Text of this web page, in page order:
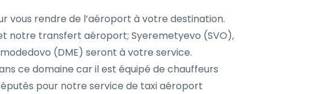
vous rendre de l’aéroport à votre destination.
notre transfert aéroport; Syeremetyevo (SVO),
(DME) seront à votre service.
ce domaine car il est équipé de chauffeurs
pour notre service de taxi aéroport